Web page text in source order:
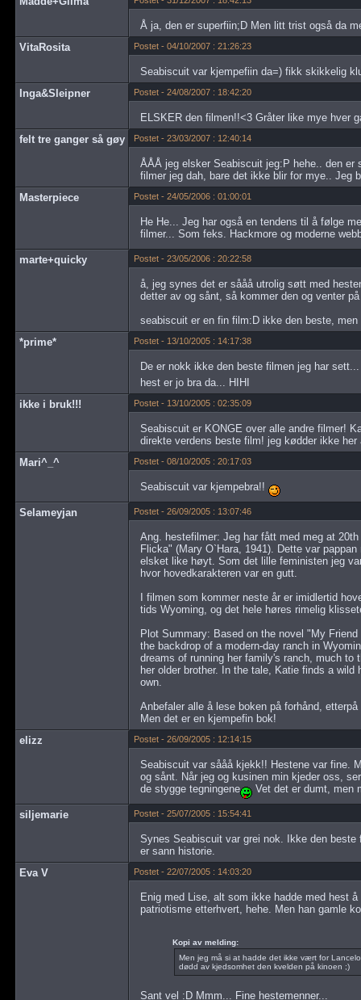
Å ja, den er superfiin;D Men litt trist også da
VitaRosita
Postet - 04/10/2007 : 21:26:23
Seabiscuit var kjempefiin da=) fikk skikkelig
Inga&Sleipner
Postet - 24/08/2007 : 18:42:20
ELSKER den filmen!!<3 Gråter like mye hver
felt tre ganger så gøy
Postet - 23/03/2007 : 12:40:14
ÅÅÅ jeg elsker Seabiscuit jeg:P hehe.. den
filmer jeg dah, bare det ikke blir for mye.. Jeg
Masterpiece
Postet - 24/05/2006 : 01:00:01
He He... Jeg har også en tendens til å følge
filmer... Som feks. Hackmore og moderne
marte+quicky Postet - 23/05/2006 : 20:22:58
å, jeg synes det er sååå utrolig søtt med
detter av og sånt, så kommer den og venter
seabiscuit er en fin film:D ikke den beste,
*prime*
Postet - 13/10/2005 : 14:17:38
De er nokk ikke den beste filmen jeg har
hest er jo bra da... HIHI
ikke i bruk!!!
Postet - 13/10/2005 : 02:35:09
Seabiscuit er KONGE over alle andre filmer!
direkte verdens beste film! jeg kødder ikke
Mari^_^
Postet - 08/10/2005 : 20:17:03
Seabiscuit var kjempebra!!
Selameyjan Postet - 26/09/2005 : 13:07:46
Ang. hestefilmer: Jeg har fått med meg at
Flicka" (Mary O`Hara, 1941). Dette var
elsket like høyt. Som det lille feministen jeg
hvor hovedkarakteren var en gutt.
I filmen som kommer neste år er imidlertid
tids Wyoming, og det hele høres rimelig
Plot Summary: Based on the novel "My
the backdrop of a modern-day ranch in
dreams of running her family's ranch, much to
her older brother. In the tale, Katie finds a
own.
Anbefaler alle å lese boken på forhånd,
Men det er en kjempefin bok!
elizz
Postet - 26/09/2005 : 12:14:15
Seabiscuit var sååå kjekk!! Hestene var fine.
og sånt. Når jeg og kusinen min kjeder oss,
de stygge tegningene
Vet det er dumt, men
siljemarie Postet - 25/07/2005 : 15:54:41
Synes Seabiscuit var grei nok. Ikke den
er sann historie.
Eva V
Postet - 22/07/2005 : 14:03:20
Enig med Lise, alt som ikke hadde med hest
patriotisme etterhvert, hehe. Men han gamle
Kopi av melding:
Men jeg må si at hadde det ikke vært for
dødd av kjedsomhet den kvelden på kinoen ;)
Sant vel :D Mmm... Fine hestemenner...